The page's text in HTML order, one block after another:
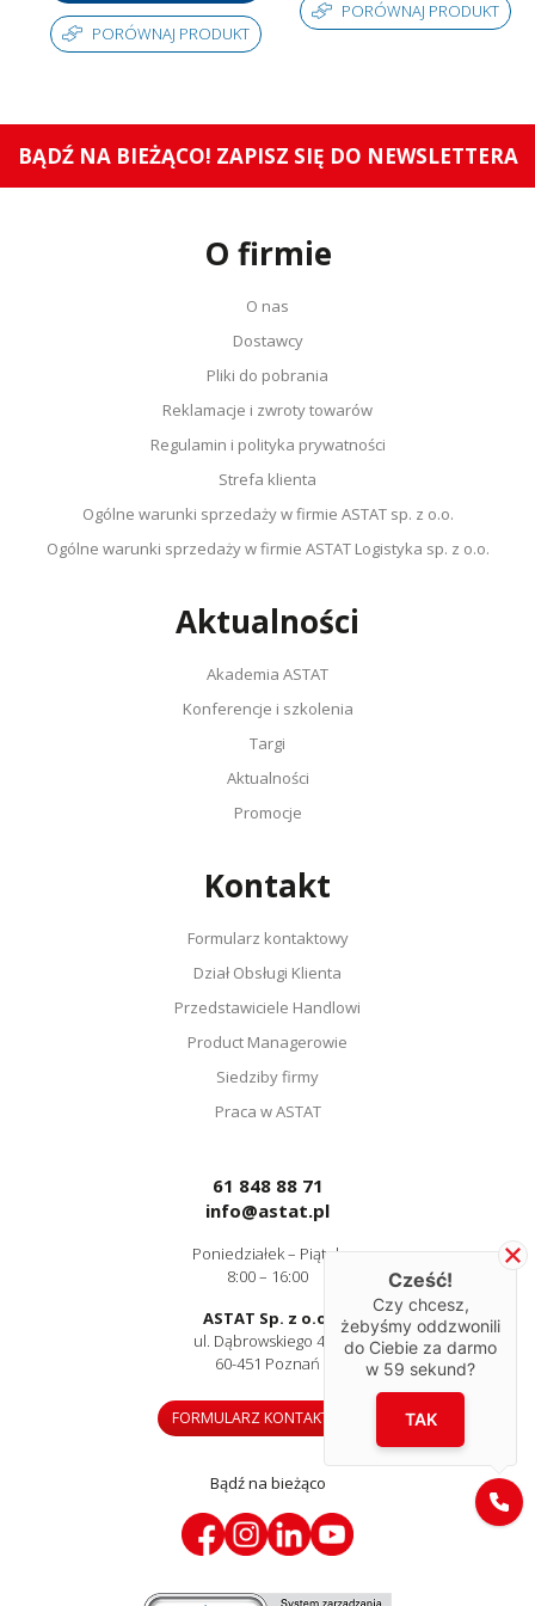
Stopień ochrony (IP)
IP67
Rodzaj atmosfery
wybuchowej
Certyfikat ATEX
Tak
Tak
EN60079-0, EN60079-31, EN61000-6-2,
EN61000-6-4 oraz EN60947-5-2
Sztuki
PORÓWNAJ PRODUKT
PORÓWNAJ PRODUKT
BĄDŹ NA BIEŻĄCO! ZAPISZ SIĘ DO NEWSLETTERA
O firmie
O nas
Dostawcy
Pliki do pobrania
Reklamacje i zwroty towarów
Regulamin i polityka prywatności
Strefa klienta
Ogólne warunki sprzedaży w firmie ASTAT sp. z o.o.
Ogólne warunki sprzedaży w firmie ASTAT Logistyka sp. z o.o.
Aktualności
Akademia ASTAT
Konferencje i szkolenia
Targi
Aktualności
Promocje
Kontakt
Formularz kontaktowy
Dział Obsługi Klienta
Przedstawiciele Handlowi
Product Managerowie
Siedziby firmy
Praca w ASTAT
61 848 88 71
info@astat.pl
Poniedziałek – Piątek
8:00 – 16:00
ASTAT Sp. z o.o.
ul. Dąbrowskiego 441
60-451 Poznań
FORMULARZ KONTAKTOWY
Bądź na bieżąco
Cześć!
Czy chcesz,
żebyśmy oddzwonili
do Ciebie za darmo
w 59 sekund?
TAK